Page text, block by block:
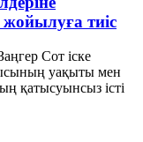
тиіс
Сот іске
уақыты мен
қатысуынсыз істі